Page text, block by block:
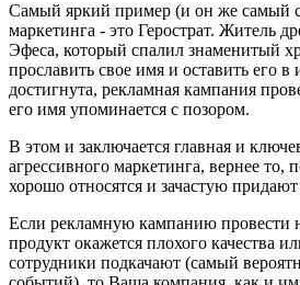
Самый яркий пример (и он же самый
маркетинга - это Герострат. Житель
Эфеса, который спалил знаменитый
прославить свое имя и оставить его
достигнута, рекламная кампания
его имя упоминается с позором.
В этом и заключается главная и
агрессивного маркетинга, вернее то,
хорошо относятся и зачастую
Если рекламную кампанию провести
продукт окажется плохого качества
сотрудники подкачают (самый